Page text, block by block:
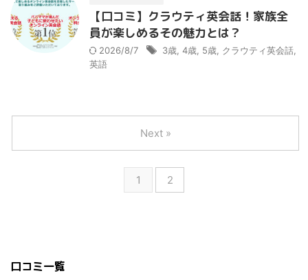
【口コミ】クラウティ英会話！家族全
員が楽しめるその魅力とは？
2026/8/7 3歳 4歳 5歳 クラウティ英会話
英語
1 2
Next »
口コミ一覧